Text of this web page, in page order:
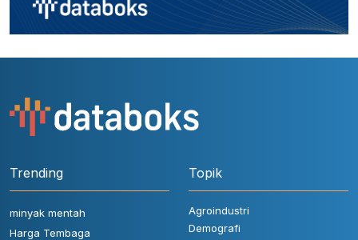
Trending
minyak mentah
Harga Tembaga
Topik
Agroindustri
Demografi